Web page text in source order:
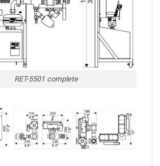
RET-5501 complete